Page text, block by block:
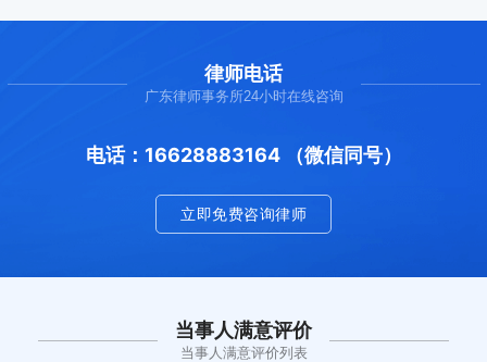
律师电话
广东律师事务所24小时在线咨询
电话：16628883164 （微信同号）
立即免费咨询律师
当事人满意评价
当事人满意评价列表